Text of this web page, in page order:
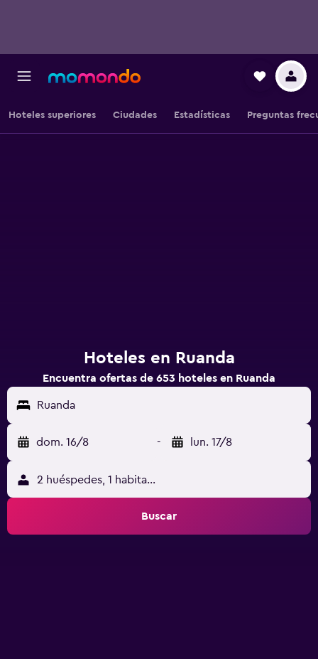
Hoteles superiores Ciudades Estadísticas Preguntas
Hoteles en Ruanda
Encuentra ofertas de 653 hoteles en Ruanda
Ruanda
dom. 16/8 - lun. 17/8
2 huéspedes, 1 habitación
Buscar